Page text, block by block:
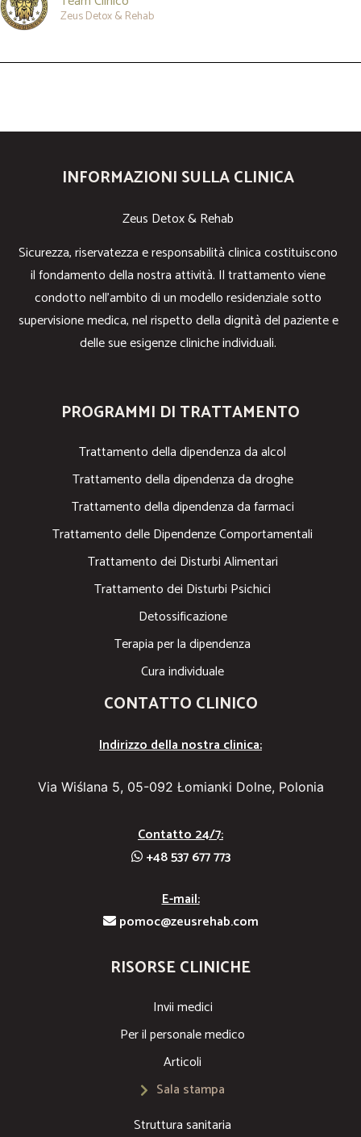
Zeus Detox & Rehab
INFORMAZIONI SULLA CLINICA
Zeus Detox & Rehab
Sicurezza, riservatezza e responsabilità clinica costituiscono
il fondamento della nostra attività. Il trattamento viene
condotto nell’ambito di un modello residenziale sotto
supervisione medica, nel rispetto della dignità del paziente e
delle sue esigenze cliniche individuali.
PROGRAMMI DI TRATTAMENTO
Trattamento della dipendenza da alcol
Trattamento della dipendenza da droghe
Trattamento della dipendenza da farmaci
Trattamento delle Dipendenze Comportamentali
Trattamento dei Disturbi Alimentari
Trattamento dei Disturbi Psichici
Detossificazione
Terapia per la dipendenza
Cura individuale
CONTATTO CLINICO
Indirizzo della nostra clinica:
Via Wiślana 5, 05-092 Łomianki Dolne, Polonia
Contatto 24/7:
+48 537 677 773
E-mail:
pomoc@zeusrehab.com
RISORSE CLINICHE
Invii medici
Per il personale medico
Articoli
Sala stampa
Struttura sanitaria